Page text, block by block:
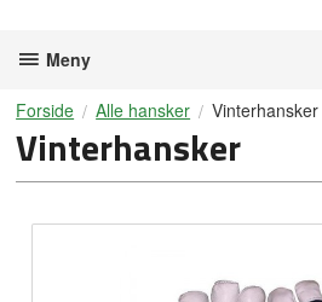
Meny
Forside Alle hansker Vinterhansker
Vinterhansker